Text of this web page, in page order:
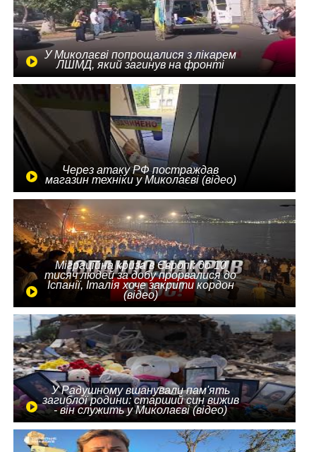
У Миколаєві попрощалися з лікарем
ЛШМД, який загинув на фронті
Через атаку РФ постраждав
магазин техніки у Миколаєві (відео)
Міграційна криза в Європі: до 10
тисяч людей за добу прорвалися до
Іспанії, Італія хоче закрити кордон
(відео)
У Радушному вшанували пам'ять
загиблої родини: старший син вижив
- він служить у Миколаєві (відео)